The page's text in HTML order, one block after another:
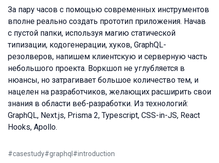
За пару часов с помощью современных инструментов
вполне реально создать прототип приложения. Начав
с пустой папки, используя магию статической
типизации, кодогенерации, хуков, GraphQL-
резолверов, напишем клиентскую и серверную часть
небольшого проекта. Воркшоп не углубляется в
нюансы, но затрагивает большое количество тем, и
нацелен на разработчиков, желающих расширить свои
знания в области веб-разработки. Из технологий:
GraphQL, Next.js, Prisma 2, Typescript, CSS-in-JS, React
Hooks, Apollo.
#casestudy#graphql #introduction